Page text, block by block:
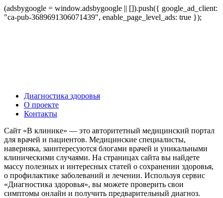
(adsbygoogle = window.adsbygoogle || []).push({ google_ad_client:
"ca-pub-3689691306071439", enable_page_level_ads: true });
Диагностика здоровья
О проекте
Контакты
Сайт «В клинике» — это авторитетный медицинский портал
для врачей и пациентов. Медицинские специалисты,
наверняка, заинтересуются блогами врачей и уникальными
клиническими случаями. На страницах сайта вы найдете
массу полезных и интересных статей о сохранении здоровья,
о профилактике заболеваний и лечении. Используя сервис
«Диагностика здоровья», вы можете проверить свои
симптомы онлайн и получить предварительный диагноз.